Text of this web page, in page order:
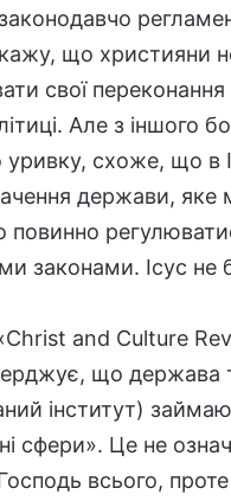
що християни
свої переконання
Але з іншого
уривку, схоже, що в
держави, яке
повинно
законами. Ісус не
and Culture
що держава
інститут)
сфери». Це не
всього,